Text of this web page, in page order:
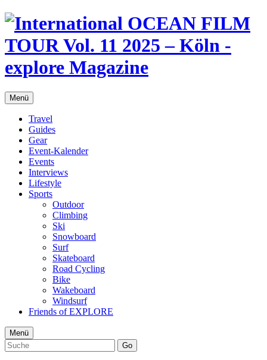
Menü
Travel
Guides
Gear
Event-Kalender
Events
Interviews
Lifestyle
Sports
Outdoor
Climbing
Ski
Snowboard
Surf
Skateboard
Road Cycling
Bike
Wakeboard
Windsurf
Friends of EXPLORE
Menü
Go